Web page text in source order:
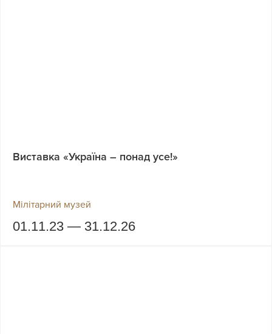
Виставка «Україна – понад усе!»
Мілітарний музей
01.11.23 — 31.12.26